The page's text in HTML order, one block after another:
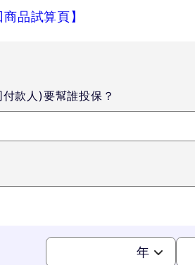
商品試算頁】
款人)要幫誰投保？
年